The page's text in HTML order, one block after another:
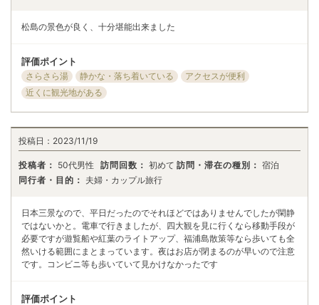
松島の景色が良く、十分堪能出来ました
評価ポイント
さらさら湯 静かな・落ち着いている
アクセスが便利
近くに観光地がある
投稿日： 2023/11/19
投稿者： 50代男性 訪問回数： 初めて 訪問・滞在の種別： 宿泊
同行者・目的： 夫婦・カップル旅行
日本三景なので、平日だったのでそれほどではありませんでしたが閑静
ではないかと。電車で行きましたが、四大観を見に行くなら移動手段が
必要ですが遊覧船や紅葉のライトアップ、福浦島散策等なら歩いても全
然いける範囲にまとまっています。夜はお店が閉まるのが早いので注意
です。コンビニ等も歩いていて見かけなかったです
評価ポイント